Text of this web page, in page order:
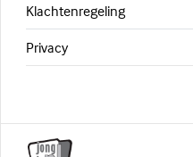
Klachtenregeling
Privacy